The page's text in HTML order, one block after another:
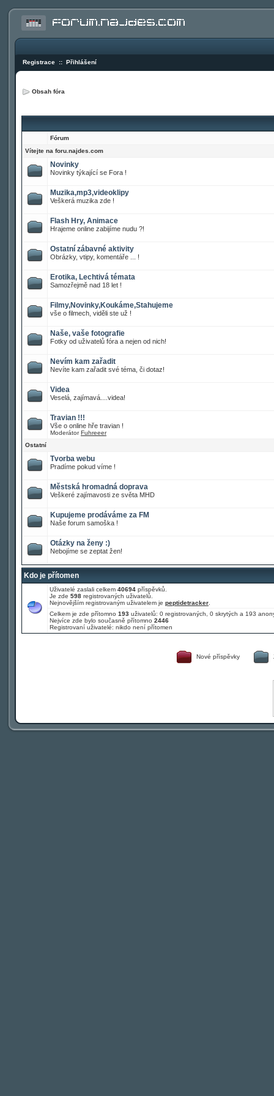
Registrace :: Přihlášení
Obsah fóra
Fórum
Vítejte na foru.najdes.com
Novinky
Novinky týkající se Fora !
Muzika,mp3,videoklipy
Veškerá muzika zde !
Flash Hry, Animace
Hrajeme online zabijíme nudu ?!
Ostatní zábavné aktivity
Obrázky, vtipy, komentáře ... !
Erotika, Lechtivá témata
Samozřejmě nad 18 let !
Filmy,Novinky,Koukáme,Stahujeme
vše o filmech, viděli ste už !
Naše, vaše fotografie
Fotky od uživatelů fóra a nejen od nich!
Nevím kam zařadit
Nevíte kam zařadit své téma, či dotaz!
Videa
Veselá, zajímavá....videa!
Travian !!!
Vše o online hře travian !
ModerátorFuhreeer
Ostatní
Tvorba webu
Pradíme pokud víme !
Městská hromadná doprava
Veškeré zajímavosti ze světa MHD
Kupujeme prodáváme za FM
Naše forum samoška !
Otázky na ženy :)
Nebojíme se zeptat žen!
Kdo je přítomen
Uživatelé zaslali celkem 40694 příspěvků.
Je zde 598 registrovaných uživatelů.
Nejnovějším registrovaným uživatelem je peptidetracker
Celkem je zde přítomno 193 uživatelů: 0 registrovaných, 0 skrytých a 193
Nejvíce zde bylo současně přítomno 2446
Registrovaní uživatelé: nikdo není přítomen
Nové příspěvky